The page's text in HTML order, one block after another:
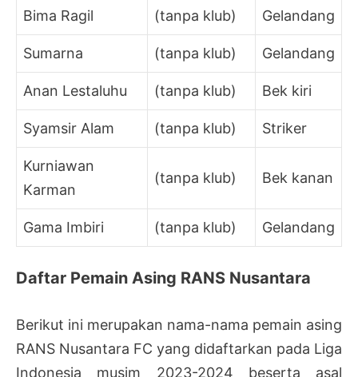
Bima Ragil (tanpa klub) Gelandang
Sumarna (tanpa klub) Gelandang
Anan Lestaluhu (tanpa klub) Bek kiri
Syamsir Alam (tanpa klub) Striker
Kurniawan
Karman
(tanpa klub) Bek kanan
Gama Imbiri (tanpa klub) Gelandang
Daftar Pemain Asing RANS Nusantara
Berikut ini merupakan nama-nama pemain asing
RANS Nusantara FC yang didaftarkan pada Liga
Indonesia musim 2023-2024 beserta asal